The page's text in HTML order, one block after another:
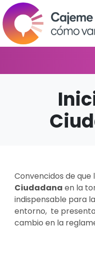
Convencidos de que
Ciudadana en la
indispensable para
entorno, te
cambio en la